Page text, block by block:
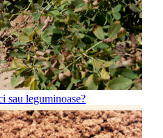
sau leguminoase?